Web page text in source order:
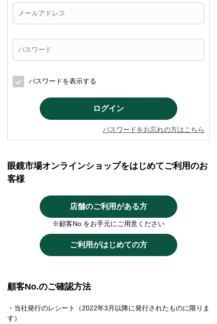
パスワードを表示する
パスワードをお忘れの方はこちら
眼鏡市場オンラインショップをはじめてご利用のお
客様
店舗のご利用がある方
※顧客No.をお手元にご用意ください
ご利用がはじめての方
顧客No.のご確認方法
・当社発行のレシート（2022年3月以降に発行されたものに限りま
す）